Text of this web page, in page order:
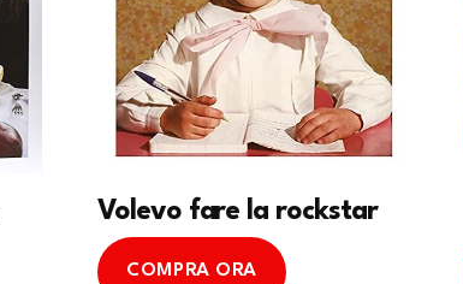
Volevo fare la rockstar
COMPRA ORA